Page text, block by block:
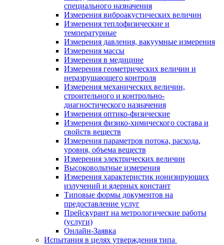
специального назначения
Измерения виброакустических величин
Измерения теплофизические и
температурные
Измерения давления, вакуумные измерения
Измерения массы
Измерения в медицине
Измерения геометрических величин и
неразрушающего контроля
Измерения механических величин,
строительного и контрольно-
диагностического назначения
Измерения оптико-физические
Измерения физико-химического состава и
свойств веществ
Измерения параметров потока, расхода,
уровня, объема веществ
Измерения электрических величин
Высоковольтные измерения
Измерения характеристик ионизирующих
излучений и ядерных констант
Типовые формы документов на
предоставление услуг
Прейскурант на метрологические работы
(услуги)
Онлайн-Заявка
Испытания в целях утверждения типа